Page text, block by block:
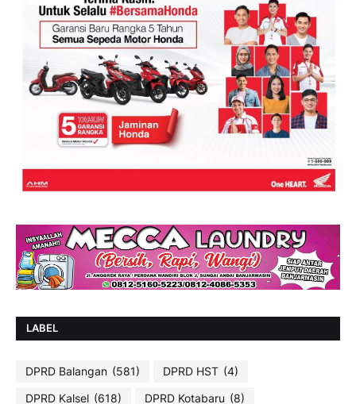
LABEL
DPRD Balangan (581) DPRD HST (4)
DPRD Kalsel (618) DPRD Kotabaru (8)